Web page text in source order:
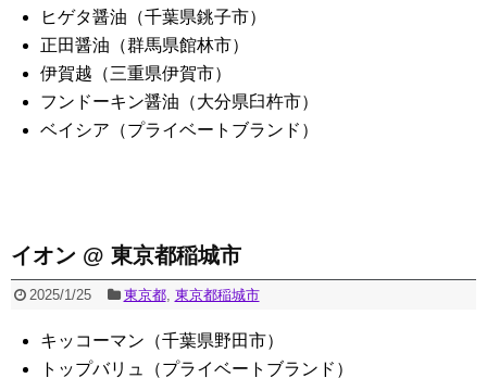
ヒゲタ醤油（千葉県銚子市）
正田醤油（群馬県館林市）
伊賀越（三重県伊賀市）
フンドーキン醤油（大分県臼杵市）
ベイシア（プライベートブランド）
イオン @ 東京都稲城市
2025/1/25 東京都, 東京都稲城市
キッコーマン（千葉県野田市）
トップバリュ（プライベートブランド）